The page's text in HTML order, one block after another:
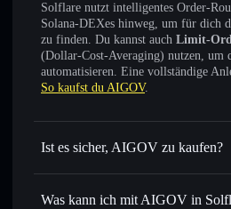
Solflare nutzt intelligentes Order-
Solana-DEXes hinweg, um für dich
zu finden. Du kannst auch Limit-
(Dollar-Cost-Averaging) nutzen, um
automatisieren. Eine vollständige
So kaufst du AIGOV.
Ist es sicher, AIGOV zu kaufen?
AIGOV verifizierter Token
Was kann ich mit AIGOV in